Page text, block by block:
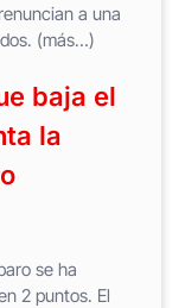
a una
(más…)
baja el
la
se ha
2 puntos. El